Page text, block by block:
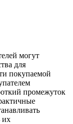
могут
для
покупаемой
промежуток
их